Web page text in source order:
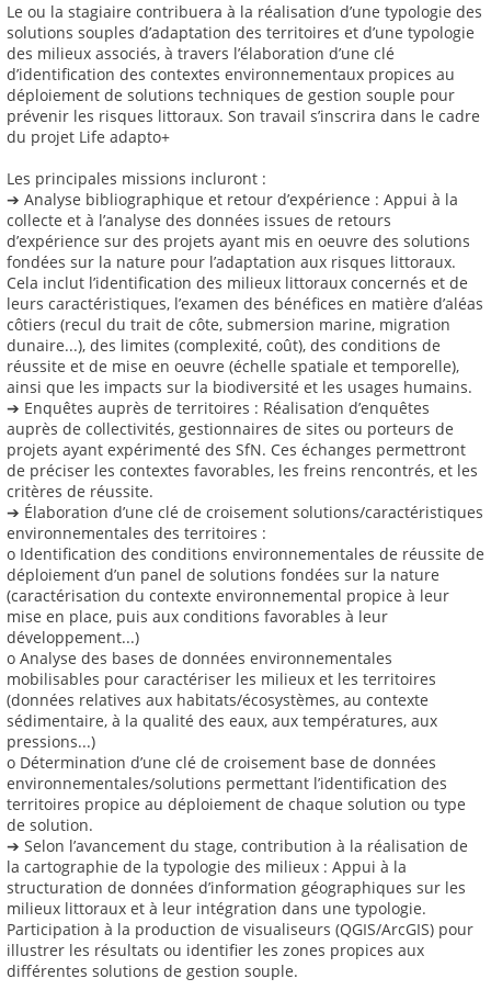
Le ou la stagiaire contribuera à la réalisation d’une typologie des
solutions souples d’adaptation des territoires et d’une typologie
des milieux associés, à travers l’élaboration d’une clé
d’identification des contextes environnementaux propices au
déploiement de solutions techniques de gestion souple pour
prévenir les risques littoraux. Son travail s’inscrira dans le cadre
du projet Life adapto+
Les principales missions incluront :
➔ Analyse bibliographique et retour d’expérience : Appui à la
collecte et à l’analyse des données issues de retours
d’expérience sur des projets ayant mis en oeuvre des solutions
fondées sur la nature pour l’adaptation aux risques littoraux.
Cela inclut l’identification des milieux littoraux concernés et de
leurs caractéristiques, l’examen des bénéfices en matière d’aléas
côtiers (recul du trait de côte, submersion marine, migration
dunaire...), des limites (complexité, coût), des conditions de
réussite et de mise en oeuvre (échelle spatiale et temporelle),
ainsi que les impacts sur la biodiversité et les usages humains.
➔ Enquêtes auprès de territoires : Réalisation d’enquêtes
auprès de collectivités, gestionnaires de sites ou porteurs de
projets ayant expérimenté des SfN. Ces échanges permettront
de préciser les contextes favorables, les freins rencontrés, et les
critères de réussite.
➔ Élaboration d’une clé de croisement solutions/caractéristiques
environnementales des territoires :
o Identification des conditions environnementales de réussite de
déploiement d’un panel de solutions fondées sur la nature
(caractérisation du contexte environnemental propice à leur
mise en place, puis aux conditions favorables à leur
développement...)
o Analyse des bases de données environnementales
mobilisables pour caractériser les milieux et les territoires
(données relatives aux habitats/écosystèmes, au contexte
sédimentaire, à la qualité des eaux, aux températures, aux
pressions...)
o Détermination d’une clé de croisement base de données
environnementales/solutions permettant l’identification des
territoires propice au déploiement de chaque solution ou type
de solution.
➔ Selon l’avancement du stage, contribution à la réalisation de
la cartographie de la typologie des milieux : Appui à la
structuration de données d’information géographiques sur les
milieux littoraux et à leur intégration dans une typologie.
Participation à la production de visualiseurs (QGIS/ArcGIS) pour
illustrer les résultats ou identifier les zones propices aux
différentes solutions de gestion souple.